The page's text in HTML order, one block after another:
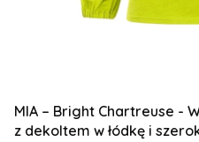
MIA – Bright Chartreuse -
z dekoltem w łódkę i